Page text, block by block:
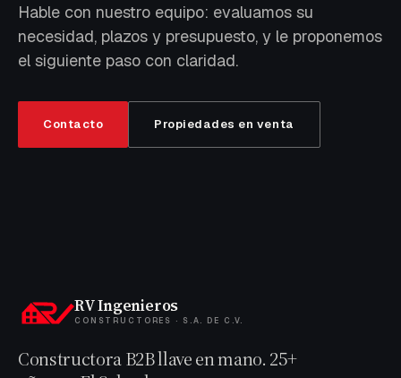
Hable con nuestro equipo: evaluamos su
necesidad, plazos y presupuesto, y le proponemos
el siguiente paso con claridad.
Contacto Propiedades en venta
RV Ingenieros
CONSTRUCTORES · S.A. DE C.V.
Constructora B2B llave en mano. 25+